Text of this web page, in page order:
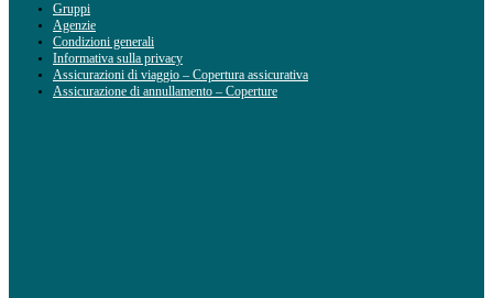
Gruppi
Agenzie
Condizioni generali
Informativa sulla privacy
Assicurazioni di viaggio – Copertura assicurativa
Assicurazione di annullamento – Coperture